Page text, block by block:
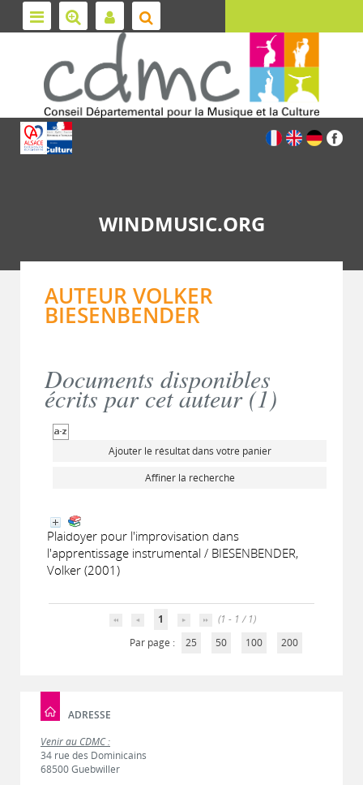
WINDMUSIC.ORG
AUTEUR VOLKER
BIESENBENDER
Documents disponibles
écrits par cet auteur (1)
Ajouter le résultat dans votre panier
Affiner la recherche
Plaidoyer pour l'improvisation dans
l'apprentissage instrumental / BIESENBENDER,
Volker (2001)
1
(1 - 1 / 1)
Par page :
25 50 100 200
ADRESSE
Venir au CDMC :
34 rue des Dominicains
68500 Guebwiller